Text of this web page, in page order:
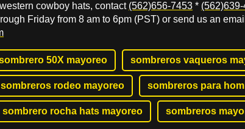
cowboy hats, contact (562)656-7453 *
Friday from 8 am to 6pm (PST) or send us an email
50X mayoreo sombreros vaqueros
sombreros rodeo mayoreo sombreros para
sombrero rocha hats mayoreo sombreros